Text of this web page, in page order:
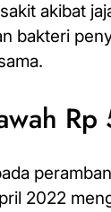
akibat
bakteri
Rp
2022